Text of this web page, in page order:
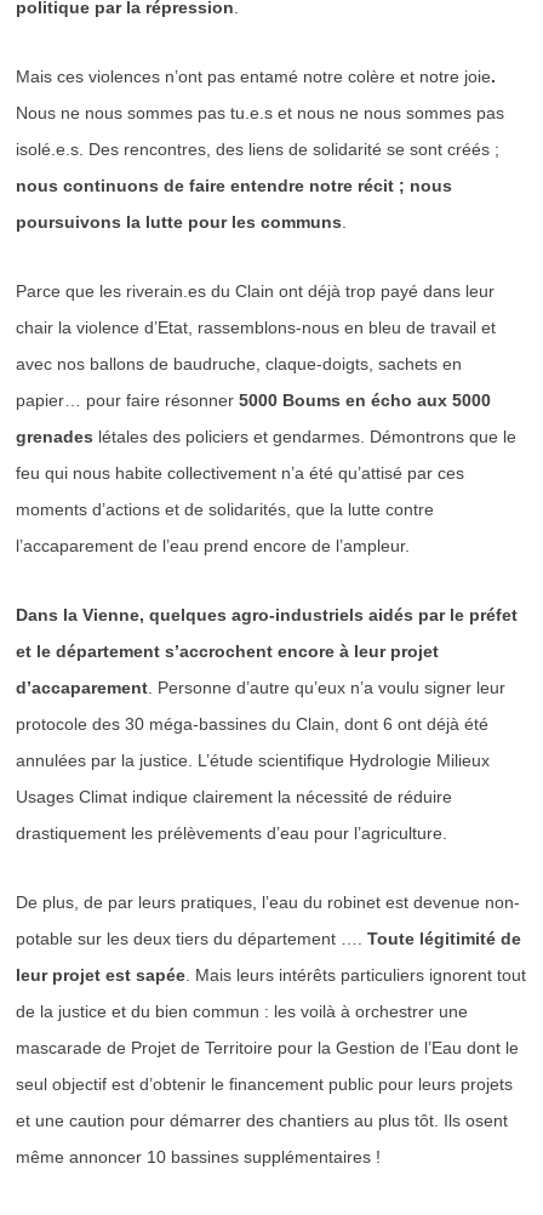
politique par la répression
Mais ces violences n’ont pas entamé notre colère et notre joie.
Nous ne nous sommes pas tu.e.s et nous ne nous sommes pas
isolé.e.s. Des rencontres, des liens de solidarité se sont créés ;
nous continuons de faire entendre notre récit ; nous
poursuivons la lutte pour les communs
Parce que les riverain.es du Clain ont déjà trop payé dans leur
chair la violence d’Etat, rassemblons-nous en bleu de travail et
avec nos ballons de baudruche, claque-doigts, sachets en
papier… pour faire résonner 5000 Boums en écho aux 5000
grenades létales des policiers et gendarmes. Démontrons que le
feu qui nous habite collectivement n’a été qu’attisé par ces
moments d’actions et de solidarités, que la lutte contre
l’accaparement de l’eau prend encore de l’ampleur.
Dans la Vienne, quelques agro-industriels aidés par le préfet
et le département s’accrochent encore à leur projet
d’accaparement. Personne d’autre qu’eux n’a voulu signer leur
protocole des 30 méga-bassines du Clain, dont 6 ont déjà été
annulées par la justice. L’étude scientifique Hydrologie Milieux
Usages Climat indique clairement la nécessité de réduire
drastiquement les prélèvements d’eau pour l’agriculture.
De plus, de par leurs pratiques, l’eau du robinet est devenue non-
potable sur les deux tiers du département …. Toute légitimité de
leur projet est sapée. Mais leurs intérêts particuliers ignorent tout
de la justice et du bien commun : les voilà à orchestrer une
mascarade de Projet de Territoire pour la Gestion de l’Eau dont le
seul objectif est d’obtenir le financement public pour leurs projets
et une caution pour démarrer des chantiers au plus tôt. Ils osent
même annoncer 10 bassines supplémentaires !